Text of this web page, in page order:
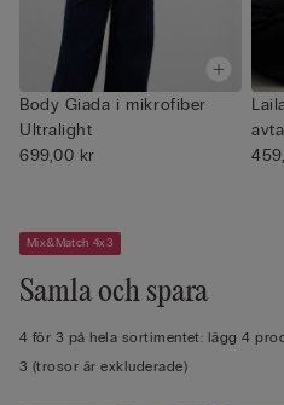
Body Giada i mikrofiber
Ultralight
699,00 kr
Mix&Match 4x3
Samla och spara
4 för 3 på hela sortimentet: lägg 4
3 (trosor är exkluderade)